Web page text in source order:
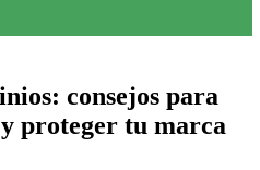
consejos para
proteger tu marca